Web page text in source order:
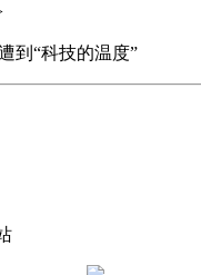
到“科技的温度”